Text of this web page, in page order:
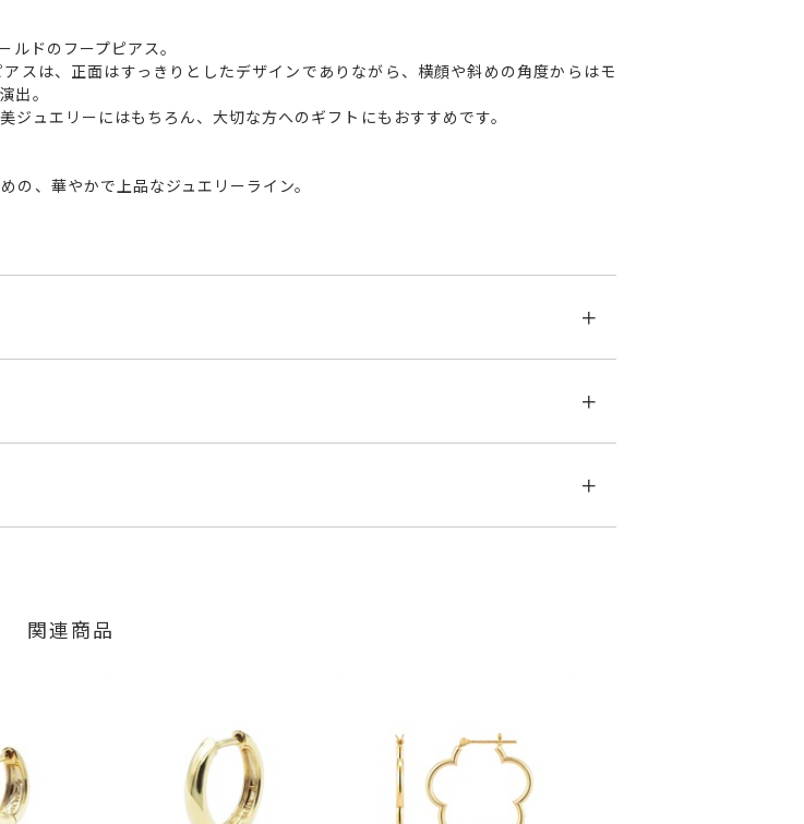
ドのフープピアス。
スは、正面はすっきりとしたデザインでありながら、横顔や斜めの角度からはモ
出。
ュエリーにはもちろん、大切な方へのギフトにもおすすめです。
、華やかで上品なジュエリーライン。
し、一から製作いたします。
納期状況を確認いたします。
関連商品